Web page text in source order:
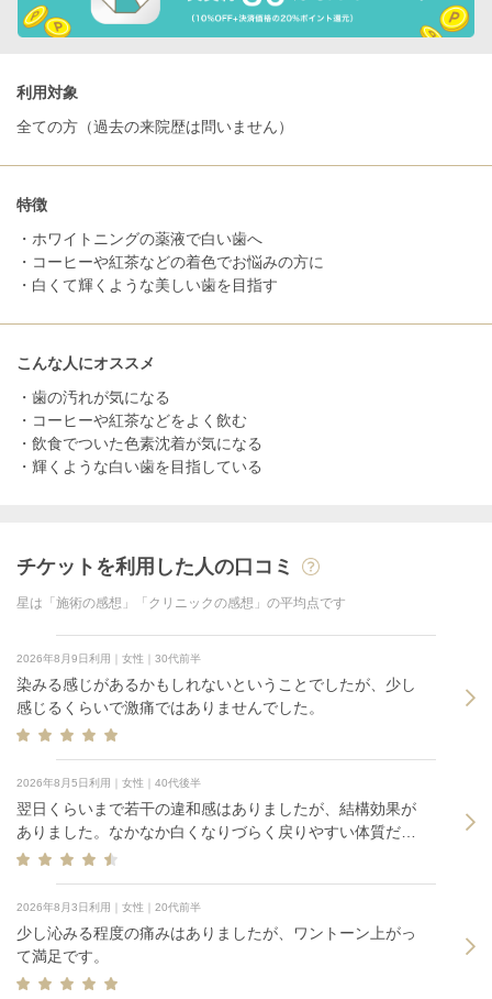
利用対象
全ての方（過去の来院歴は問いません）
特徴
・ホワイトニングの薬液で白い歯へ
・コーヒーや紅茶などの着色でお悩みの方に
・白くて輝くような美しい歯を目指す
こんな人にオススメ
・歯の汚れが気になる
・コーヒーや紅茶などをよく飲む
・飲食でついた色素沈着が気になる
・輝くような白い歯を目指している
チケットを利用した人の口コミ
星は「施術の感想」「クリニックの感想」の平均点です
2026年8月9日利用｜女性｜30代前半
染みる感じがあるかもしれないということでしたが、少し
感じるくらいで激痛ではありませんでした。
2026年8月5日利用｜女性｜40代後半
翌日くらいまで若干の違和感はありましたが、結構効果が
ありました。なかなか白くなりづらく戻りやすい体質だと
思っていたので嬉しいです！
2026年8月3日利用｜女性｜20代前半
少し沁みる程度の痛みはありましたが、ワントーン上がっ
て満足です。